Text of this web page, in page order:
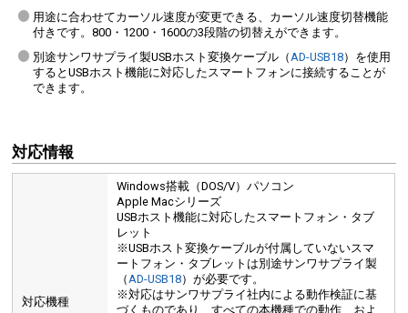
用途に合わせてカーソル速度が変更できる、カーソル速度切替機能
付きです。800・1200・1600の3段階の切替えができます。
別途サンワサプライ製USBホスト変換ケーブル（AD-USB18）を使用
するとUSBホスト機能に対応したスマートフォンに接続することが
できます。
対応情報
対応機種
Windows搭載（DOS/V）パソコン
Apple Macシリーズ
USBホスト機能に対応したスマートフォン・タブ
レット
※USBホスト変換ケーブルが付属していないスマ
ートフォン・タブレットは別途サンワサプライ製
（ AD-USB18）が必要です。
※対応はサンワサプライ社内による動作検証に基
づくものであり、すべての本機種での動作、およ